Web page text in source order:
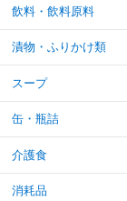
飲料・飲料原料
漬物・ふりかけ類
スープ
缶・瓶詰
介護食
消耗品